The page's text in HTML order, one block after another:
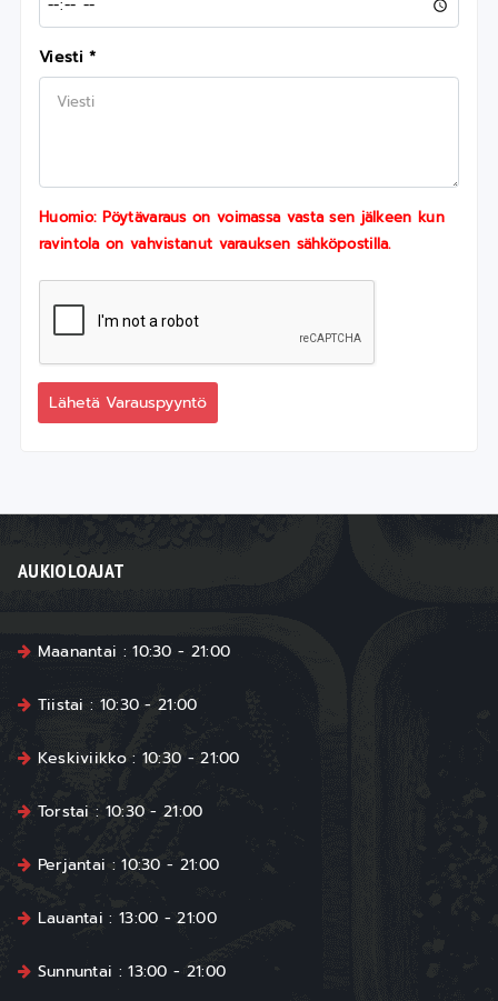
Viesti *
Huomio: Pöytävaraus on voimassa vasta sen jälkeen kun
ravintola on vahvistanut varauksen sähköpostilla.
Lähetä Varauspyyntö
AUKIOLOAJAT
Maanantai : 10:30 - 21:00
Tiistai : 10:30 - 21:00
Keskiviikko : 10:30 - 21:00
Torstai : 10:30 - 21:00
Perjantai : 10:30 - 21:00
Lauantai : 13:00 - 21:00
Sunnuntai : 13:00 - 21:00